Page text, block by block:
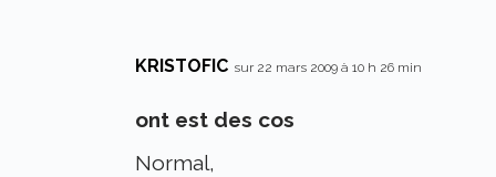
KRISTOFIC sur 22 mars 2009 à 10 h 26 min
ont est des cos
Normal,